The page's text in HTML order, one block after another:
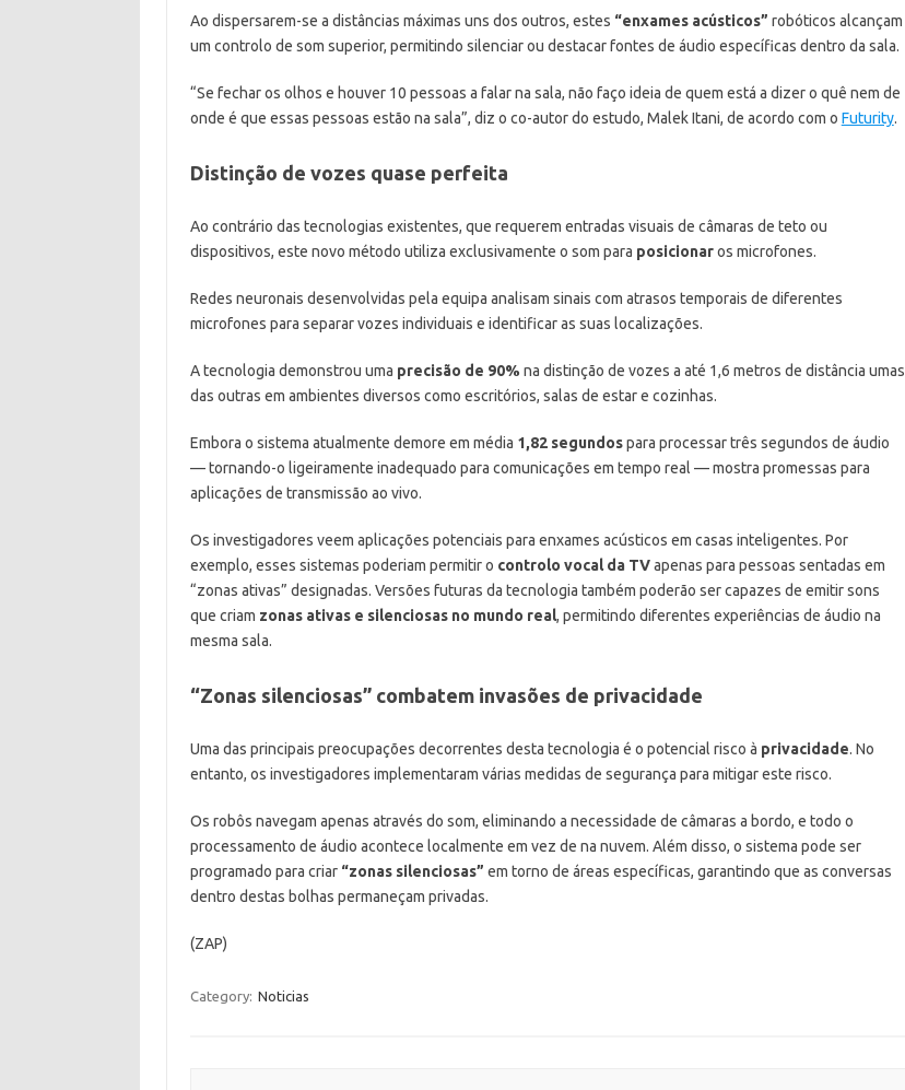
Ao dispersarem-se a distâncias máximas uns dos outros, estes “enxames acústicos” robóticos alcançam
um controlo de som superior, permitindo silenciar ou destacar fontes de áudio específicas dentro da sala.
“Se fechar os olhos e houver 10 pessoas a falar na sala, não faço ideia de quem está a dizer o quê nem de
onde é que essas pessoas estão na sala”, diz o co-autor do estudo, Malek Itani, de acordo com o Futurity.
Distinção de vozes quase perfeita
Ao contrário das tecnologias existentes, que requerem entradas visuais de câmaras de teto ou
dispositivos, este novo método utiliza exclusivamente o som para posicionaros microfones.
Redes neuronais desenvolvidas pela equipa analisam sinais com atrasos temporais de diferentes
microfones para separar vozes individuais e identificar as suas localizações.
A tecnologia demonstrou uma precisão de 90% na distinção de vozes a até 1,6 metros de distância umas
das outras em ambientes diversos como escritórios, salas de estar e cozinhas.
Embora o sistema atualmente demore em média 1,82 segundospara processar três segundos de áudio
— tornando-o ligeiramente inadequado para comunicações em tempo real — mostra promessas para
aplicações de transmissão ao vivo.
Os investigadores veem aplicações potenciais para enxames acústicos em casas inteligentes. Por
exemplo, esses sistemas poderiam permitir o controlo vocal da TVapenas para pessoas sentadas em
“zonas ativas” designadas. Versões futuras da tecnologia também poderão ser capazes de emitir sons
que criam zonas ativas e silenciosas no mundo real, permitindo diferentes experiências de áudio na
mesma sala.
“Zonas silenciosas” combatem invasões de privacidade
Uma das principais preocupações decorrentes desta tecnologia é o potencial risco à privacidade. No
entanto, os investigadores implementaram várias medidas de segurança para mitigar este risco.
Os robôs navegam apenas através do som, eliminando a necessidade de câmaras a bordo, e todo o
processamento de áudio acontece localmente em vez de na nuvem. Além disso, o sistema pode ser
programado para criar “zonas silenciosas” em torno de áreas específicas, garantindo que as conversas
dentro destas bolhas permaneçam privadas.
(ZAP)
Category: Noticias